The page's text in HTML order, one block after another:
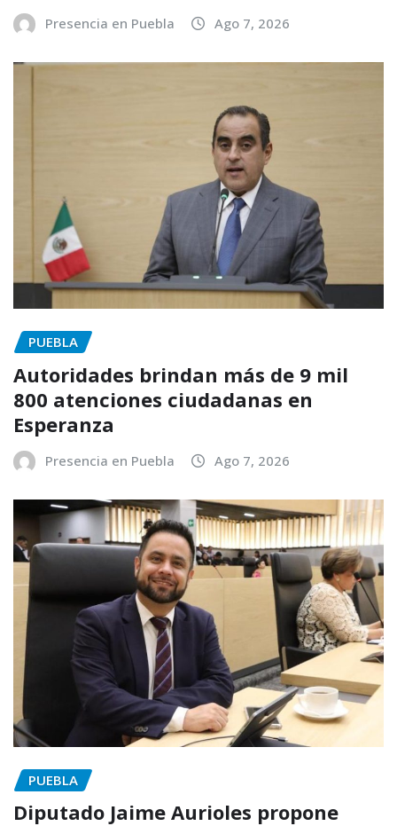
Presencia en Puebla Ago 7, 2026
PUEBLA
Autoridades brindan más de 9 mil
800 atenciones ciudadanas en
Esperanza
Presencia en Puebla Ago 7, 2026
PUEBLA
Diputado Jaime Aurioles propone